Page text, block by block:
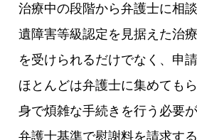
治療中の段階から弁護士に相
遺障害等級認定を見据えた治
を受けられるだけでなく、申
ほとんどは弁護士に集めても
身で煩雑な手続きを行う必要
弁護士基準で慰謝料を請求す